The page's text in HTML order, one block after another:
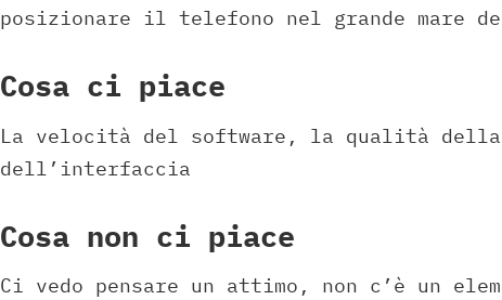
posizionare il telefono nel grande mare
Cosa ci piace
La velocità del software, la qualità della
dell’interfaccia
Cosa non ci piace
Ci vedo pensare un attimo, non c’è un